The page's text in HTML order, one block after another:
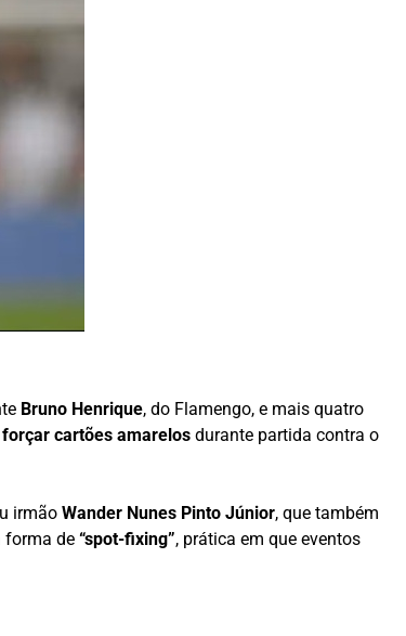
Bruno Henrique, do Flamengo, e mais quatro
forçar cartões amarelos durante partida contra o
irmãoWander Nunes Pinto Júnior, que também
forma de“spot-fixing”, prática em que eventos